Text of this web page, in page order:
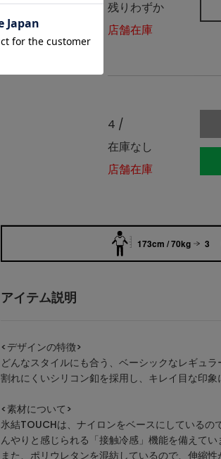
残りわずか
店舗在庫
4 /
在庫なし
店舗在庫
173cm / 70kg 3
アイテム説明
<デザインの特徴>
どんなスタイルにも合う、ベーシックなレギュラ
割れにくいシリコン釦を採用し、キレイ目な印象
<素材について>
氷結TOUCHは、ナイロンをベースにしているの
んやりと感じられる「接触冷感」機能を備えてい
また、ポリウレタンを混紡しているので、伸縮